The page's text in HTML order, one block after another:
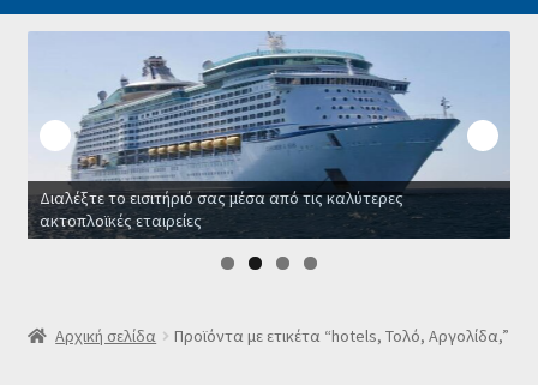
Αρχική
Manage Subscriptions
Manage Subscriptions
Manage Subscriptions
SLIDER
Διαλέξτε το εισιτήριό σας μέσα από τις καλύτερες
ακτοπλοϊκές εταιρείες
Αρχική σελίδα Προϊόντα με ετικέτα “hotels, Τολό, Αργολίδα,”